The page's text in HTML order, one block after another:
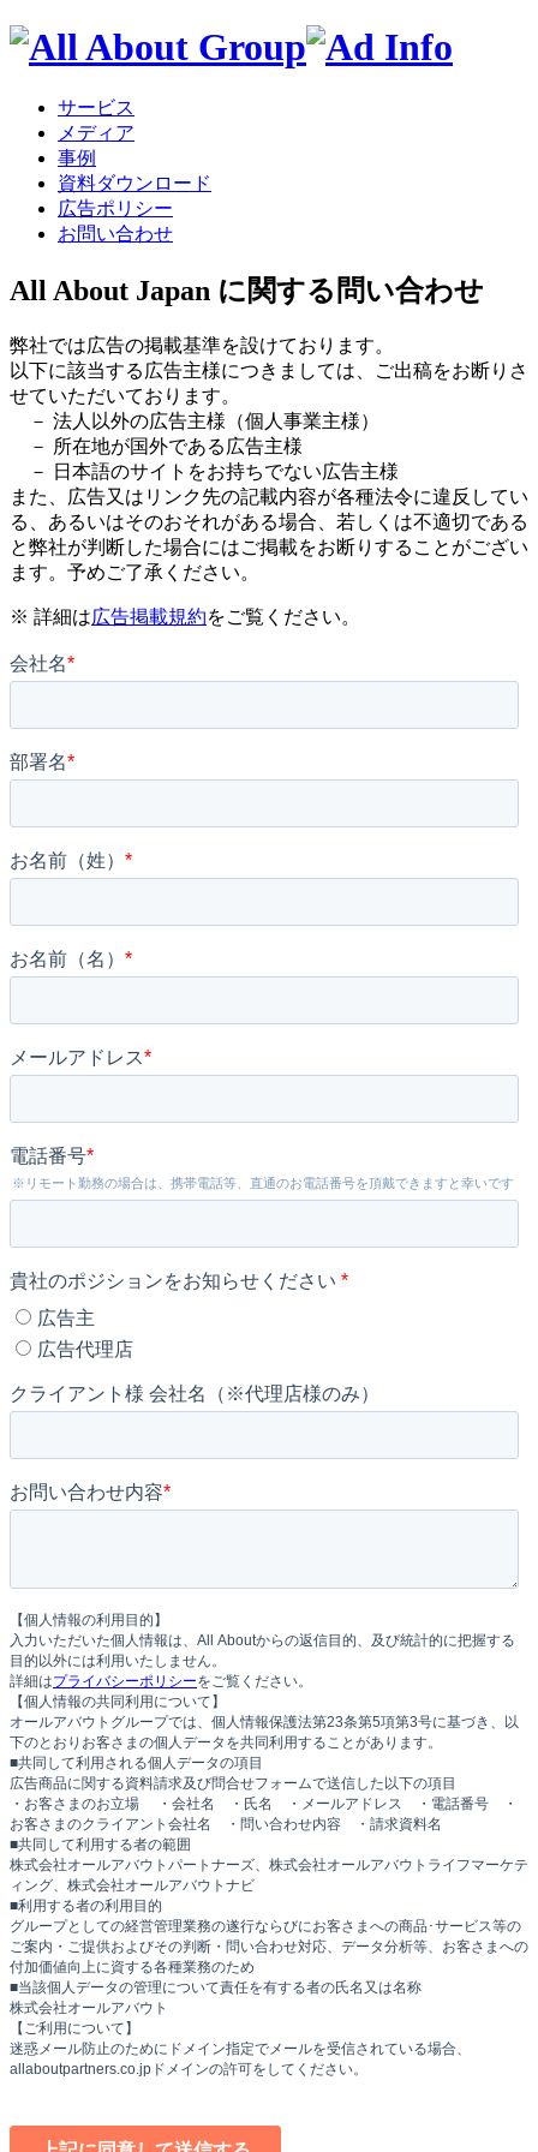
サービス
メディア
事例
資料ダウンロード
広告ポリシー
お問い合わせ
All About Japan に関する問い合わせ
弊社では広告の掲載基準を設けております。
以下に該当する広告主様につきましては、ご出稿をお断りさ
せていただいております。
－ 法人以外の広告主様（個人事業主様）
－ 所在地が国外である広告主様
－ 日本語のサイトをお持ちでない広告主様
また、広告又はリンク先の記載内容が各種法令に違反してい
る、あるいはそのおそれがある場合、若しくは不適切である
と弊社が判断した場合にはご掲載をお断りすることがござい
ます。予めご了承ください。
※ 詳細は広告掲載規約をご覧ください。